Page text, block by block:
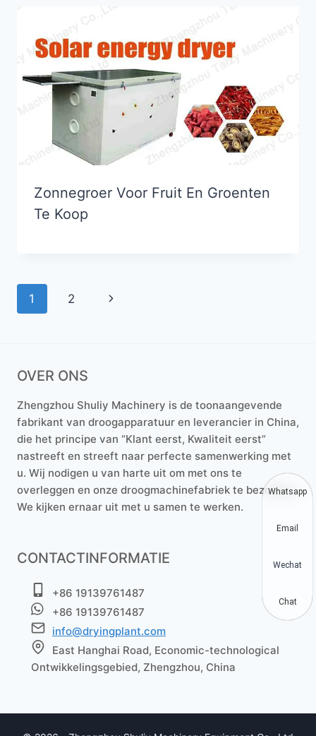
Zonnegroer Voor Fruit En Groenten
Te Koop
Paginanavigatie
1 2
Volgende
OVER ONS
Zhengzhou Shuliy Machinery is de toonaangevende
fabrikant van droogapparatuur en leverancier in China,
die het principe van “Klant eerst, Kwaliteit eerst”
nastreeft en streeft naar perfecte samenwerking met
u. Wij nodigen u van harte uit om met ons te
overleggen en onze droogmachinefabriek te bezoeken.
We kijken ernaar uit met u samen te werken.
CONTACTINFORMATIE
+86 19139761487
+86 19139761487
info@dryingplant.com
East Hanghai Road, Economic-technological
Ontwikkelingsgebied, Zhengzhou, China
Whatsapp
Email
Wechat
Chat